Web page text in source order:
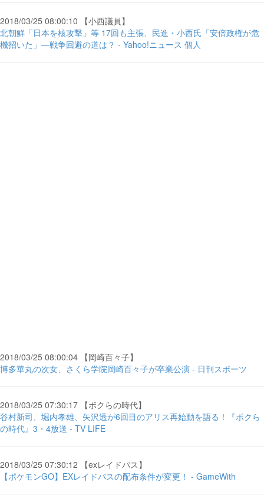
2018/03/25 08:00:10 【小西議員】
北朝鮮「日本を核攻撃」等 17回も主張、民進・小西氏「安倍政権が危
機招いた」―戦争回避の道は？ - Yahoo!ニュース 個人
2018/03/25 08:00:04 【岡崎百々子】
博多華丸の次女、さくら学院岡崎百々子が卒業公演 - 日刊スポーツ
2018/03/25 07:30:17 【ボクらの時代】
谷村新司、堀内孝雄、矢沢透が6回目のアリス再始動を語る！『ボクら
の時代』3・4放送 - TV LIFE
2018/03/25 07:30:12 【exレイドパス】
【ポケモンGO】EXレイドパスの配布条件が変更！ - GameWith